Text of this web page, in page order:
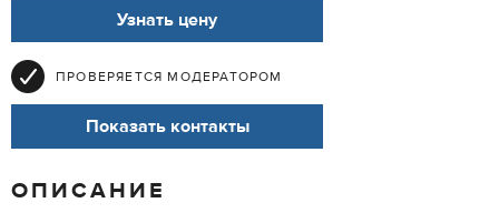
Узнать цену
ПРОВЕРЯЕТСЯ МОДЕРАТОРОМ
Показать контакты
ОПИСАНИЕ